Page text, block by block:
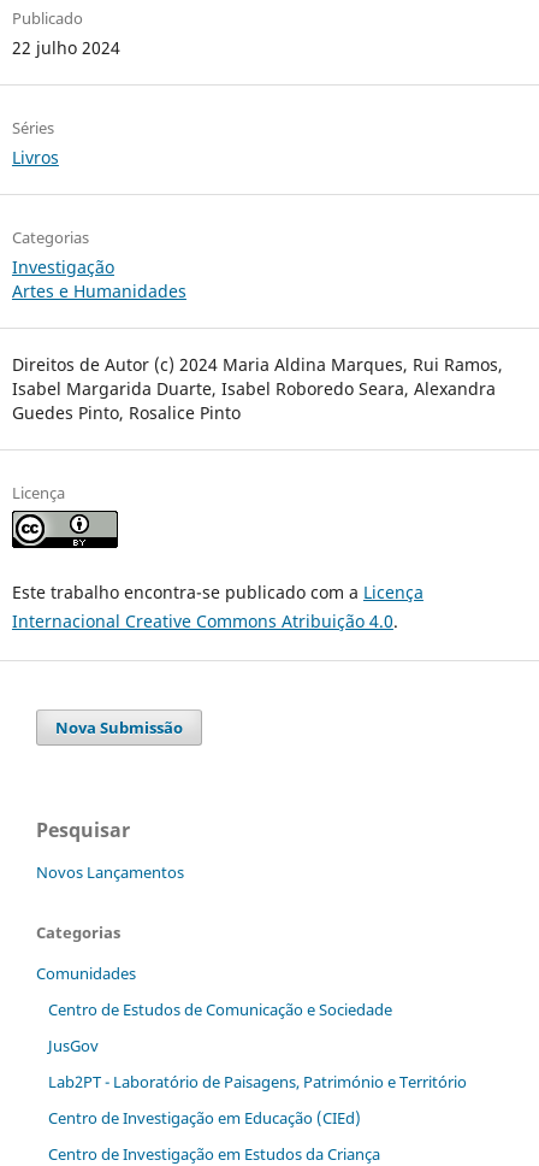
Publicado
22 julho 2024
Séries
Livros
Categorias
Investigação
Artes e Humanidades
Direitos de Autor (c) 2024 Maria Aldina Marques, Rui Ramos,
Isabel Margarida Duarte, Isabel Roboredo Seara, Alexandra
Guedes Pinto, Rosalice Pinto
Licença
Este trabalho encontra-se publicado com a Licença
Internacional Creative Commons Atribuição 4.0.
Nova Submissão
Pesquisar
Novos Lançamentos
Categorias
Comunidades
Centro de Estudos de Comunicação e Sociedade
JusGov
Lab2PT - Laboratório de Paisagens, Património e Território
Centro de Investigação em Educação (CIEd)
Centro de Investigação em Estudos da Criança